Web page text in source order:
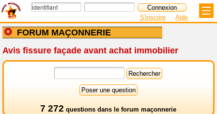
FORUM MAÇONNERIE
S'inscrire Aide
Avis fissure façade avant achat immobilier
7 272 questions dans le forum maçonnerie